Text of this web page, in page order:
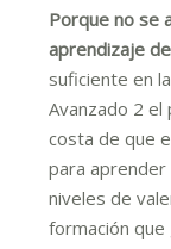
Porque no se
aprendizaje
suficiente en
Avanzado 2
costa de que
para aprender
niveles de
formación